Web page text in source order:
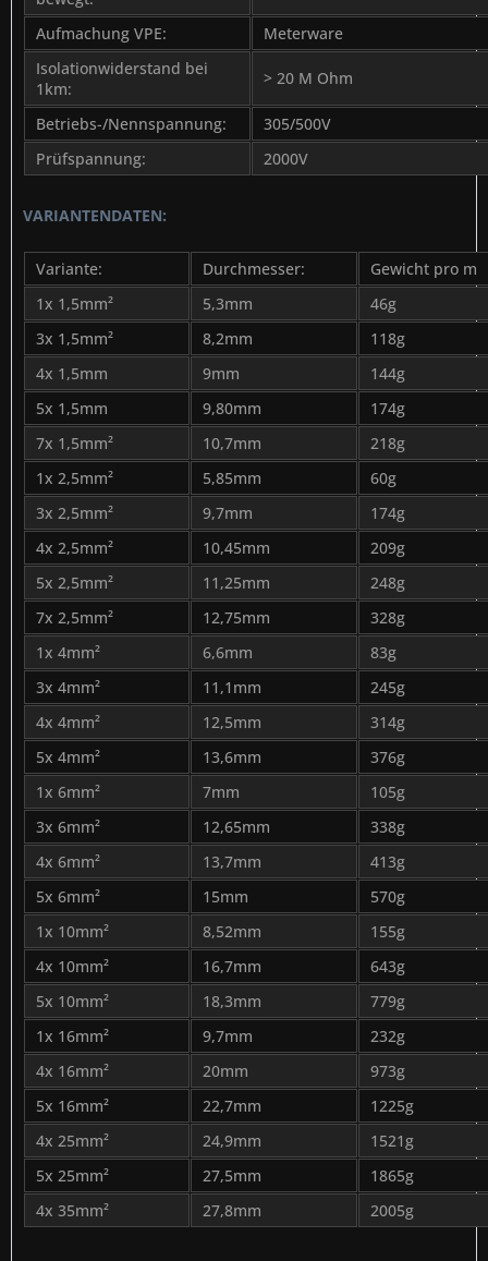
Aufmachung VPE:
Meterware
Isolationwiderstand bei
1km:
> 20 M Ohm
Betriebs-/Nennspannung:
305/500V
Prüfspannung:
2000V
VARIANTENDATEN:
Variante: Durchmesser:
Gewicht pro m
1x 1,5mm²
5,3mm
46g
3x 1,5mm²
8,2mm
118g
4x 1,5mm
9mm
144g
5x 1,5mm
9,80mm
174g
7x 1,5mm²
10,7mm
218g
1x 2,5mm²
5,85mm
60g
3x 2,5mm²
9,7mm
174g
4x 2,5mm²
10,45mm
209g
5x 2,5mm²
11,25mm
248g
7x 2,5mm²
12,75mm
328g
1x 4mm²
6,6mm
83g
3x 4mm²
11,1mm
245g
4x 4mm²
12,5mm
314g
5x 4mm²
13,6mm
376g
1x 6mm²
7mm
105g
3x 6mm²
12,65mm
338g
4x 6mm²
13,7mm
413g
5x 6mm²
15mm
570g
1x 10mm²
8,52mm
155g
4x 10mm²
16,7mm
643g
5x 10mm²
18,3mm
779g
1x 16mm²
9,7mm
232g
4x 16mm²
20mm
973g
5x 16mm²
22,7mm
1225g
4x 25mm²
24,9mm
1521g
5x 25mm²
27,5mm
1865g
4x 35mm²
27,8mm 2005g